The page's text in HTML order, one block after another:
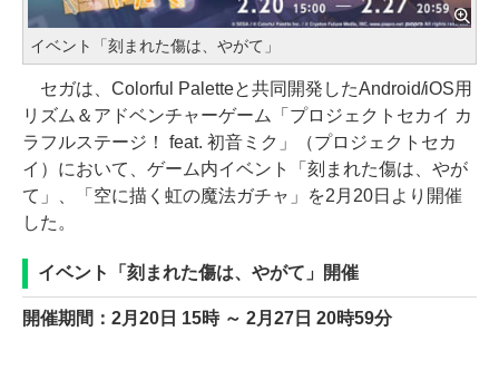
イベント「刻まれた傷は、やがて」
セガは、Colorful Paletteと共同開発したAndroid/iOS用
リズム＆アドベンチャーゲーム「プロジェクトセカイ カ
ラフルステージ！ feat. 初音ミク」（プロジェクトセカ
イ）において、ゲーム内イベント「刻まれた傷は、やが
て」、「空に描く虹の魔法ガチャ」を2月20日より開催
した。
イベント「刻まれた傷は、やがて」開催
開催期間：2月20日 15時 ～ 2月27日 20時59分